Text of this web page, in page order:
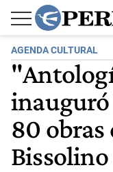
AGENDA CULTURAL
inauguró
80 obras
Bissolino